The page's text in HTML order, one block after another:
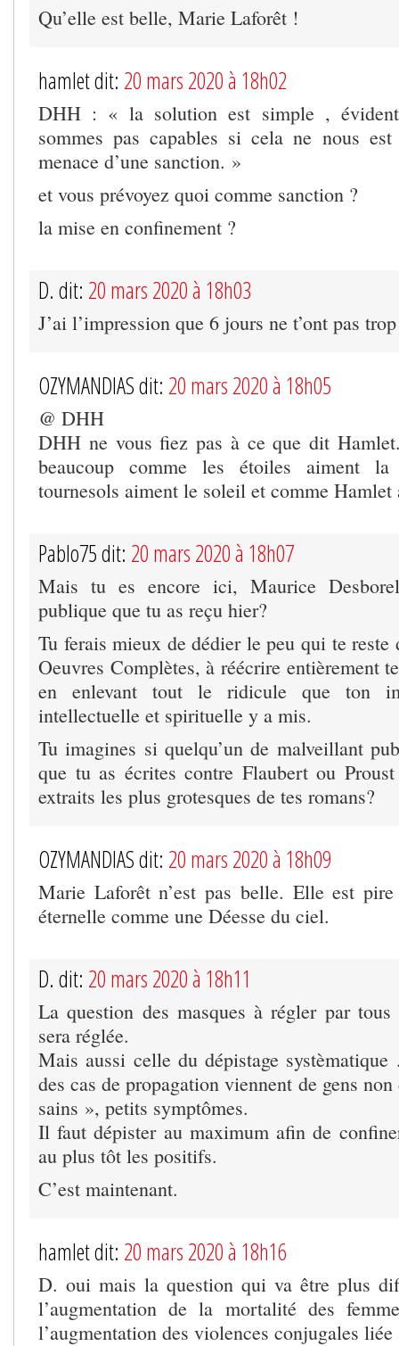
Qu’elle est belle, Marie Laforêt !
hamlet dit: 20 mars 2020 à 18h02
DHH : « la solution est simple ,
sommes pas capables si cela ne nous
menace d’une sanction. »
et vous prévoyez quoi comme sanction ?
la mise en confinement ?
D. dit: 20 mars 2020 à 18h03
J’ai l’impression que 6 jours ne t’ont pas
OZYMANDIAS dit: 20 mars 2020 à 18h05
@ DHH
DHH ne vous fiez pas à ce que dit
beaucoup comme les étoiles aiment
tournesols aiment le soleil et comme
Pablo75 dit: 20 mars 2020 à 18h07
Mais tu es encore ici, Maurice
publique que tu as reçu hier?
Tu ferais mieux de dédier le peu qui te reste
Oeuvres Complètes, à réécrire entièrement
en enlevant tout le ridicule que ton
intellectuelle et spirituelle y a mis.
Tu imagines si quelqu’un de malveillant
que tu as écrites contre Flaubert ou Proust
extraits les plus grotesques de tes romans?
OZYMANDIAS dit: 20 mars 2020 à 18h09
Marie Laforêt n’est pas belle. Elle est
éternelle comme une Déesse du ciel.
D. dit: 20 mars 2020 à 18h11
La question des masques à régler par
sera réglée.
Mais aussi celle du dépistage
des cas de propagation viennent de gens
sains », petits symptômes.
Il faut dépister au maximum afin de
au plus tôt les positifs.
C’est maintenant.
hamlet dit: 20 mars 2020 à 18h16
D. oui mais la question qui va être plus
l’augmentation de la mortalité des
l’augmentation des violences conjugales